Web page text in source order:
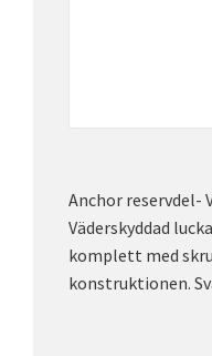
Anchor reservdel-
Väderskyddad
komplett med
konstruktionen.